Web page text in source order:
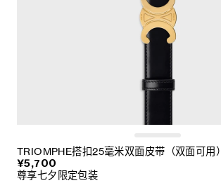
TRIOMPHE搭扣25毫米双面皮带（双面可用）
¥5,700
尊享七夕限定包装